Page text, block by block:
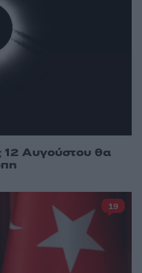
12 Αυγούστου θα
19